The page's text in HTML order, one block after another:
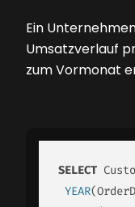
Ein
Umsatzverlauf
zum Vormonat
SELECT
YEAR